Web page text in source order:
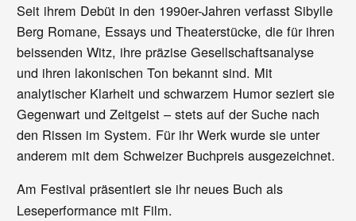
Seit ihrem Debüt in den 1990er-Jahren verfasst Sibylle
Berg Romane, Essays und Theaterstücke, die für ihren
beissenden Witz, ihre präzise Gesellschaftsanalyse
und ihren lakonischen Ton bekannt sind. Mit
analytischer Klarheit und schwarzem Humor seziert sie
Gegenwart und Zeitgeist – stets auf der Suche nach
den Rissen im System. Für ihr Werk wurde sie unter
anderem mit dem Schweizer Buchpreis ausgezeichnet.
Am Festival präsentiert sie ihr neues Buch als
Leseperformance mit Film.